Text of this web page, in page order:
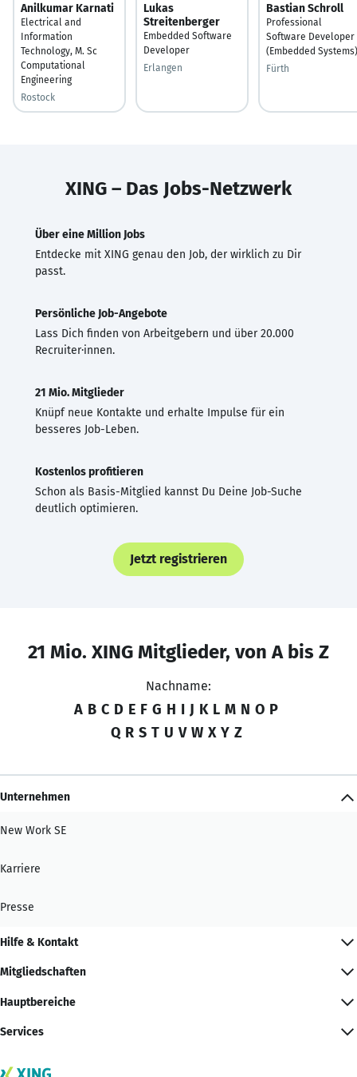
Anilkumar Karnati
Electrical and
Information
Technology, M. Sc
Computational
Engineering
Rostock
Lukas
Streitenberger
Embedded Software
Developer
Erlangen
Bastian Schroll
Professional
Software Developer
(Embedded Systems)
Fürth
XING – Das Jobs-Netzwerk
Über eine Million Jobs
Entdecke mit XING genau den Job, der wirklich zu Dir
passt.
Persönliche Job-Angebote
Lass Dich finden von Arbeitgebern und über 20.000
Recruiter·innen.
21 Mio. Mitglieder
Knüpf neue Kontakte und erhalte Impulse für ein
besseres Job-Leben.
Kostenlos profitieren
Schon als Basis-Mitglied kannst Du Deine Job-Suche
deutlich optimieren.
Jetzt registrieren
21 Mio. XING Mitglieder, von A bis Z
Nachname:
A B C D E F G H I J K L M N O P
Q R S T U V W X Y Z
Unternehmen
New Work SE
Karriere
Presse
Hilfe & Kontakt
Mitgliedschaften
Hauptbereiche
Services